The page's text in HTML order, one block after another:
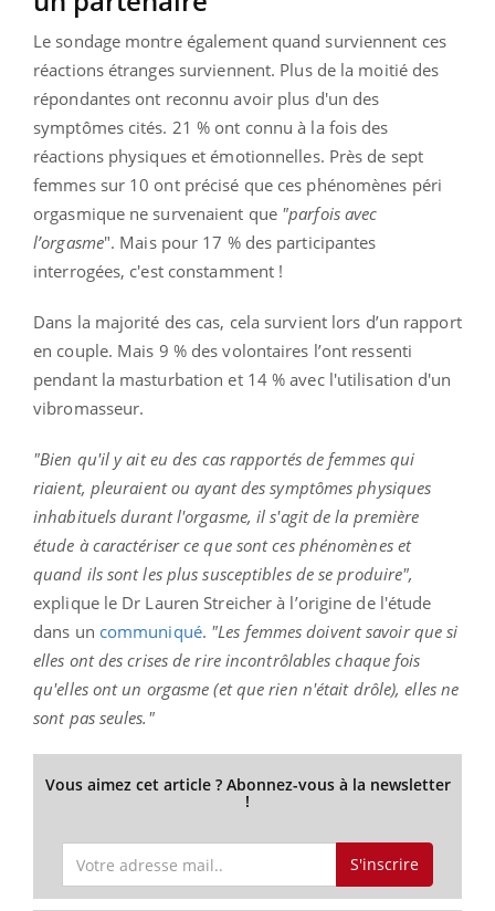
Le sondage montre également quand surviennent ces
réactions étranges surviennent. Plus de la moitié des
répondantes ont reconnu avoir plus d'un des
symptômes cités. 21 % ont connu à la fois des
réactions physiques et émotionnelles. Près de sept
femmes sur 10 ont précisé que ces phénomènes péri
orgasmique ne survenaient que "parfois avec
l’orgasme". Mais pour 17 % des participantes
interrogées, c'est constamment !
Dans la majorité des cas, cela survient lors d’un rapport
en couple. Mais 9 % des volontaires l’ont ressenti
pendant la masturbation et 14 % avec l'utilisation d'un
vibromasseur.
"Bien qu'il y ait eu des cas rapportés de femmes qui
riaient, pleuraient ou ayant des symptômes physiques
inhabituels durant l'orgasme, il s'agit de la première
étude à caractériser ce que sont ces phénomènes et
quand ils sont les plus susceptibles de se produire",
explique le Dr Lauren Streicher à l’origine de l'étude
dans un communiqué. "Les femmes doivent savoir que si
elles ont des crises de rire incontrôlables chaque fois
qu'elles ont un orgasme (et que rien n'était drôle), elles ne
sont pas seules."
Vous aimez cet article ? Abonnez-vous à la newsletter
!
S'inscrire